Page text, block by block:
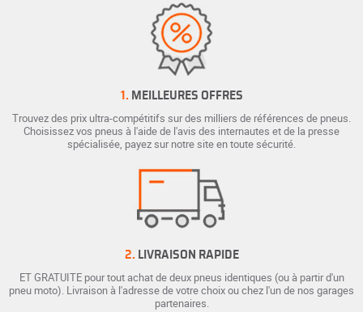
1. MEILLEURES OFFRES
Trouvez des prix ultra-compétitifs sur des milliers de références de pneus.
Choisissez vos pneus à l'aide de l'avis des internautes et de la presse
spécialisée, payez sur notre site en toute sécurité.
2. LIVRAISON RAPIDE
ET GRATUITE pour tout achat de deux pneus identiques (ou à partir d'un
pneu moto). Livraison à l'adresse de votre choix ou chez l'un de nos garages
partenaires.